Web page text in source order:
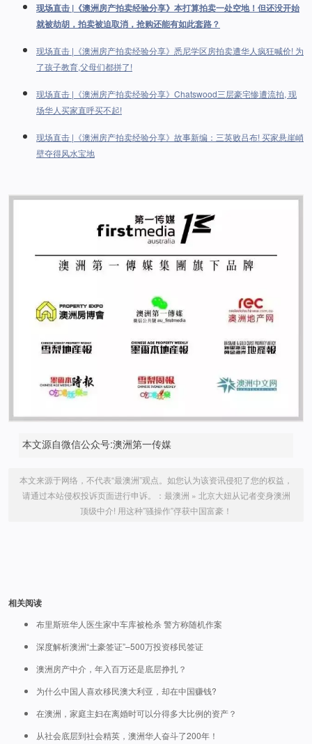
现场直击 |《澳洲房产拍卖经验分享》本打算拍卖一处空地！但还没开始
就被劫胡，拍卖被迫取消，抢购还能有如此套路？
现场直击 |《澳洲房产拍卖经验分享》悉尼学区房拍卖遭华人疯狂喊价! 为
了孩子教育,父母们都拼了!
现场直击 |《澳洲房产拍卖经验分享》Chatswood三层豪宅惨遭流拍, 现
场华人买家直呼买不起!
现场直击 |《澳洲房产拍卖经验分享》故事新编：三英败吕布! 买家悬崖峭
壁夺得风水宝地
本文源自微信公众号:澳洲第一传媒
本文来源于网络，不代表“最澳洲”观点。如您认为该资讯侵犯了您的权益，
请通过本站侵权投诉页面进行申诉。： 最澳洲 » 北京大妞从记者变身澳洲
顶级中介! 用这种”骚操作”俘获中国富豪！
相关阅读
布里斯班华人医生家中车库被枪杀 警方称随机作案
深度解析澳洲“土豪签证”–500万投资移民签证
澳洲房产中介，年入百万还是底层挣扎？
为什么中国人喜欢移民澳大利亚，却在中国赚钱?
在澳洲，家庭主妇在离婚时可以分得多大比例的资产？
从社会底层到社会精英，澳洲华人奋斗了200年！